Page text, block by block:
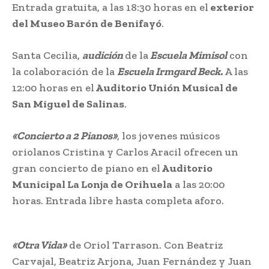
Entrada gratuita, a las 18:30 horas en el exterior
del Museo Barón de Benifayó.
Santa Cecilia, audiciónde laEscuela Mimisolcon
la colaboración de laEscuela Irmgard Beck.A las
12:00 horas en elAuditorio Unión Musical de
San Miguel de Salinas.
«Concierto a 2 Pianos», los jovenes músicos
oriolanos Cristina y Carlos Aracil ofrecen un
gran concierto de piano en elAuditorio
Municipal La Lonja de Orihuela a las 20:00
horas. Entrada libre hasta completa aforo.
«Otra Vida»de Oriol Tarrason. Con Beatriz
Carvajal, Beatriz Arjona, Juan Fernández y Juan